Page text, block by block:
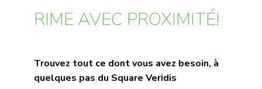
RIME AVEC PROXIMITÉ!
Trouvez tout ce dont vous avez besoin, à
quelques pas du Square Veridis